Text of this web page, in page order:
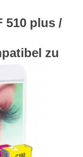
510 plus /
zu